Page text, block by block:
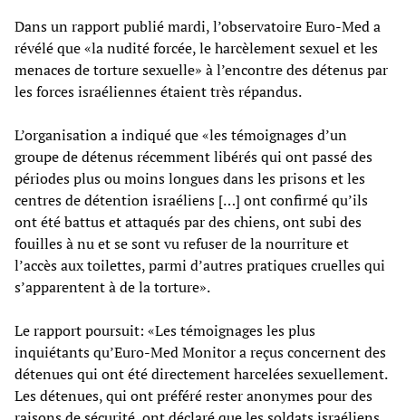
Dans un rapport publié mardi, l’observatoire Euro-Med a
révélé que «la nudité forcée, le harcèlement sexuel et les
menaces de torture sexuelle» à l’encontre des détenus par
les forces israéliennes étaient très répandus.
L’organisation a indiqué que «les témoignages d’un
groupe de détenus récemment libérés qui ont passé des
périodes plus ou moins longues dans les prisons et les
centres de détention israéliens […] ont confirmé qu’ils
ont été battus et attaqués par des chiens, ont subi des
fouilles à nu et se sont vu refuser de la nourriture et
l’accès aux toilettes, parmi d’autres pratiques cruelles qui
s’apparentent à de la torture».
Le rapport poursuit: «Les témoignages les plus
inquiétants qu’Euro-Med Monitor a reçus concernent des
détenues qui ont été directement harcelées sexuellement.
Les détenues, qui ont préféré rester anonymes pour des